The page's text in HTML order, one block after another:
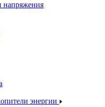
напряжения
энергии